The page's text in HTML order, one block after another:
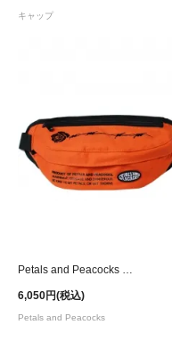
キャップ
6,050円(税込)
Petals and Peacocks